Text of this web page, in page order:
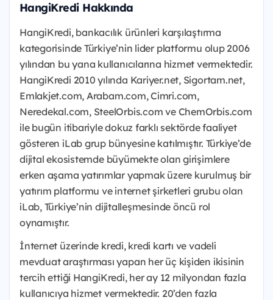
HangiKredi Hakkında
HangiKredi, bankacılık ürünleri karşılaştırma
kategorisinde Türkiye’nin lider platformu olup 2006
yılından bu yana kullanıcılarına hizmet vermektedir.
HangiKredi 2010 yılında Kariyer.net, Sigortam.net,
Emlakjet.com, Arabam.com, Cimri.com,
Neredekal.com, SteelOrbis.com ve ChemOrbis.com
ile bugün itibariyle dokuz farklı sektörde faaliyet
gösteren iLab grup bünyesine katılmıştır. Türkiye’de
dijital ekosistemde büyümekte olan girişimlere
erken aşama yatırımlar yapmak üzere kurulmuş bir
yatırım platformu ve internet şirketleri grubu olan
iLab, Türkiye’nin dijitalleşmesinde öncü rol
oynamıştır.
İnternet üzerinde kredi, kredi kartı ve vadeli
mevduat araştırması yapan her üç kişiden ikisinin
tercih ettiği HangiKredi, her ay 12 milyondan fazla
kullanıcıya hizmet vermektedir. 20’den fazla